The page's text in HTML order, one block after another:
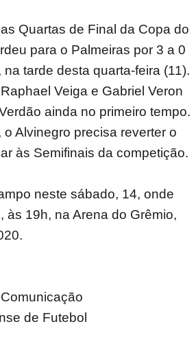
Quartas de Final da Copa do
para o Palmeiras por 3 a 0
tarde desta quarta-feira (11).
Veiga e Gabriel Veron
ainda no primeiro tempo.
Alvinegro precisa reverter o
às Semifinais da competição.
neste sábado, 14, onde
às 19h, na Arena do Grêmio,
de Futebol